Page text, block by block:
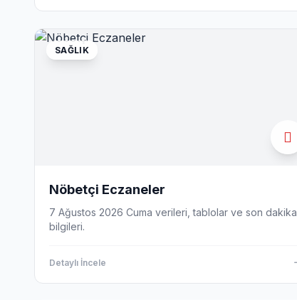
SAĞLIK
Nöbetçi Eczaneler
7 Ağustos 2026 Cuma verileri, tablolar ve son dakika
bilgileri.
Detaylı İncele